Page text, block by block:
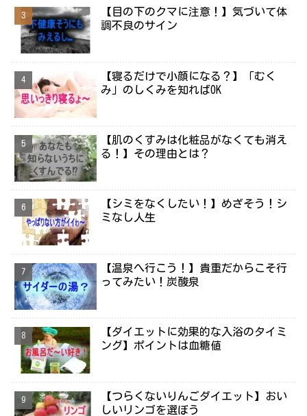
【目の下のクマに注意！】気づいて体
調不良のサイン
【寝るだけで小顔になる？】「むく
み」のしくみを知ればOK
【肌のくすみは化粧品がなくても消え
る！】その理由とは？
【シミをなくしたい！】めざそう！シ
ミなし人生
【温泉へ行こう！】貴重だからこそ行
ってみたい！炭酸泉
【ダイエットに効果的な入浴のタイミ
ング】ポイントは血糖値
【つらくないりんごダイエット】おい
しいリンゴを選ぼう